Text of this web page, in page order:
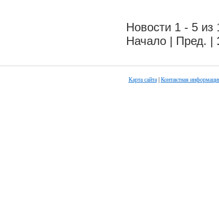
Новости 1 - 5 из
Начало | Пред. |
Карта сайта| Контактная